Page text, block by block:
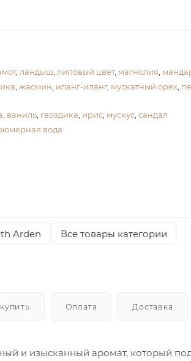
, ландыш липовый цвет, магнолия
жасмин иланг-иланг, мускатный орех,
ваниль, гвоздика ирис, мускус, сандал
вода
Arden Все товары категории
Оплата Доставка
и изысканный аромат, который